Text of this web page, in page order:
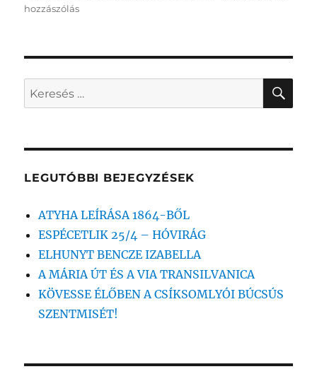
hozzászólás
Keresés
a
kifejezésre:
LEGUTÓBBI BEJEGYZÉSEK
ATYHA LEÍRÁSA 1864-BŐL
ESPÉCETLIK 25/4 – HÓVIRÁG
ELHUNYT BENCZE IZABELLA
A MÁRIA ÚT ÉS A VIA TRANSILVANICA
KÖVESSE ÉLŐBEN A CSÍKSOMLYÓI BÚCSÚS
SZENTMISÉT!